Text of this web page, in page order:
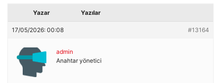
Yazar Yazılar
17/05/2026: 00:08 #13164
admin
Anahtar yönetici